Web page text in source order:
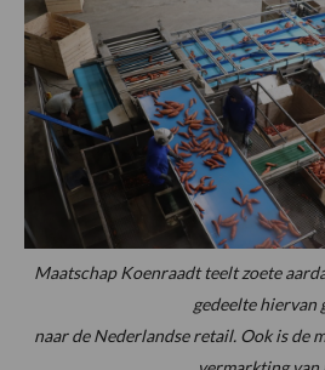
Maatschap Koenraadt teelt zoete
gedeelte hiervan
naar de Nederlandse retail. Ook is de